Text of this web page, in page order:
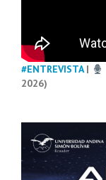
#ENTREVISTA|
2026)